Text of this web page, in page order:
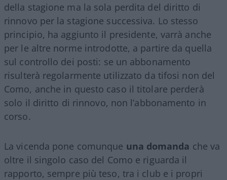
della stagione ma la sola perdita del diritto di
rinnovo per la stagione successiva. Lo stesso
principio, ha aggiunto il presidente, varrà anche
per le altre norme introdotte, a partire da quella
sul controllo dei posti: se un abbonamento
risulterà regolarmente utilizzato da tifosi non del
Como, anche in questo caso il titolare perderà
solo il diritto di rinnovo, non l’abbonamento in
corso.
La vicenda pone comunque una domanda che va
oltre il singolo caso del Como e riguarda il
rapporto, sempre più teso, tra i club e i propri